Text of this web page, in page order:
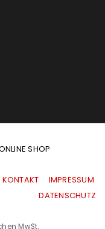
SHOP
KONTAKT
IMPRESSUM
|DATENSCHUTZ
MwSt.